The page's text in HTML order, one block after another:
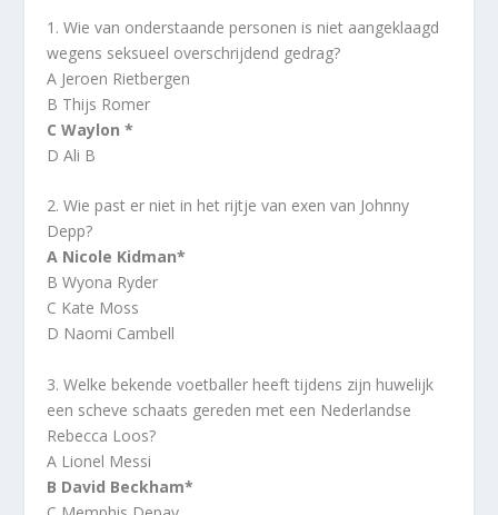
1. Wie van onderstaande personen is niet aangeklaagd
wegens seksueel overschrijdend gedrag?
A Jeroen Rietbergen
B Thijs Romer
C Waylon *
D Ali B
2. Wie past er niet in het rijtje van exen van Johnny
Depp?
A Nicole Kidman*
B Wyona Ryder
C Kate Moss
D Naomi Cambell
3. Welke bekende voetballer heeft tijdens zijn huwelijk
een scheve schaats gereden met een Nederlandse
Rebecca Loos?
A Lionel Messi
B David Beckham*